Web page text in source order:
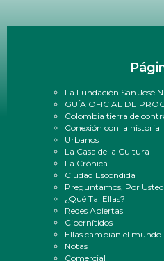
La Fundación San José
GUÍA OFICIAL DE
Colombia tierra de
Conexión con la historia
Urbanos
La Casa de la Cultura
La Crónica
Ciudad Escondida
Preguntamos, Por Usted
¿Qué Tal Ellas?
Redes Abiertas
Cibernítidos
Ellas cambian el mundo
Notas
Comercial